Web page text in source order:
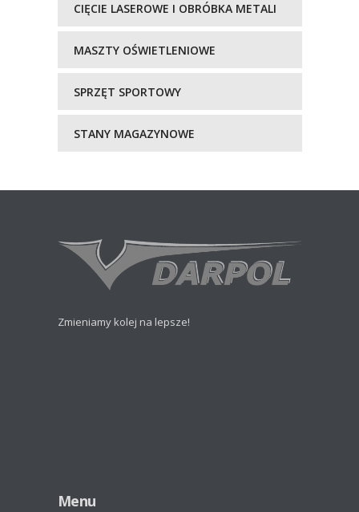
CIĘCIE LASEROWE I OBRÓBKA METALI
MASZTY OŚWIETLENIOWE
SPRZĘT SPORTOWY
STANY MAGAZYNOWE
Zmieniamy kolej na lepsze!
Menu